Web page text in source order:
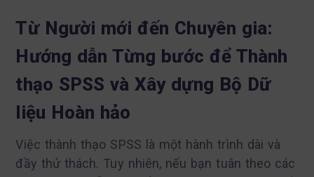
Từ Người mới đến Chuyên gia:
Hướng dẫn Từng bước để Thành
thạo SPSS và Xây dựng Bộ Dữ
liệu Hoàn hảo
Việc thành thạo SPSS là một hành trình dài và
đầy thử thách. Tuy nhiên, nếu bạn tuân theo các